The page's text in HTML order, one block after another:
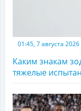
01:45, 7 августа 2026
Каким знакам
тяжелые